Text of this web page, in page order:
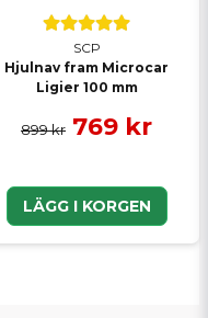
SCP
Hjulnav fram Microcar
Ligier 100 mm
899 kr 769 kr
LÄGG I KORGEN